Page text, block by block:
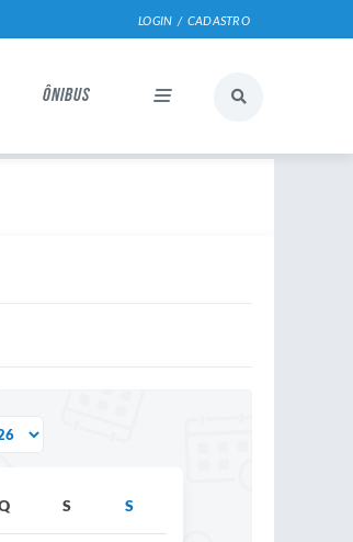
LOGIN / CADASTRO
ÔNIBUS
S S